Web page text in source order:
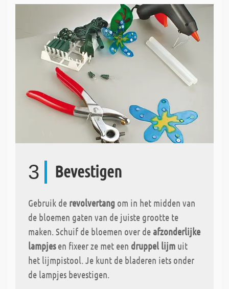
3 Bevestigen
Gebruik de revolvertang om in het midden van
de bloemen gaten van de juiste grootte te
maken. Schuif de bloemen over deafzonderlijke
lampjesen fixeer ze met een druppel lijm uit
het lijmpistool. Je kunt de bladeren iets onder
de lampjes bevestigen.